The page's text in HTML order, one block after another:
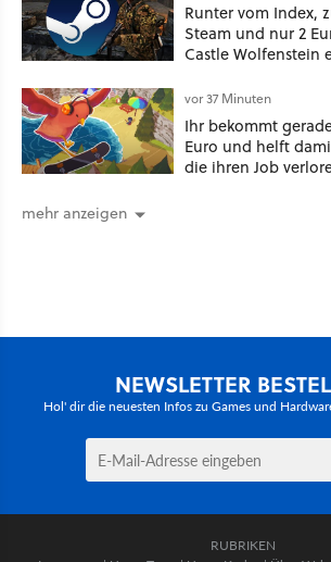
Runter vom Index,
Steam und nur 2
Castle Wolfenstein
Markt
vor 37 Minuten
Ihr bekommt
Euro und helft
die ihren Job
mehr anzeigen
NEWSLETTER
Hol' dir die neuesten Infos zu Games und
RUBRIKEN